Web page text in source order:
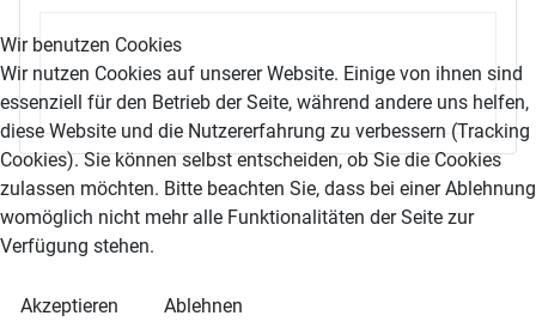
Wir benutzen Cookies
Wir nutzen Cookies auf unserer Website. Einige von ihnen sind
essenziell für den Betrieb der Seite, während andere uns helfen,
diese Website und die Nutzererfahrung zu verbessern (Tracking
Cookies). Sie können selbst entscheiden, ob Sie die Cookies
zulassen möchten. Bitte beachten Sie, dass bei einer Ablehnung
womöglich nicht mehr alle Funktionalitäten der Seite zur
Verfügung stehen.
Akzeptieren Ablehnen